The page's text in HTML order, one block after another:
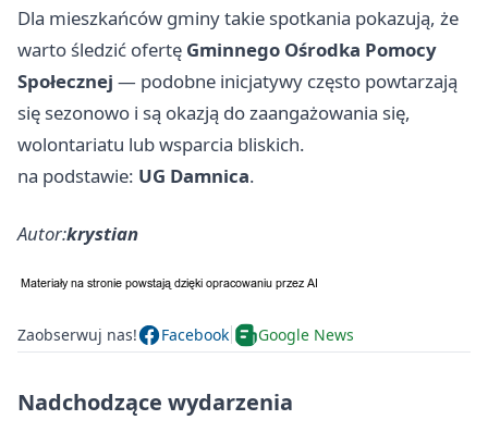
Dla mieszkańców gminy takie spotkania pokazują, że
warto śledzić ofertę Gminnego Ośrodka Pomocy
Społecznej — podobne inicjatywy często powtarzają
się sezonowo i są okazją do zaangażowania się,
wolontariatu lub wsparcia bliskich.
na podstawie: UG Damnica.
Autor:krystian
Zaobserwuj nas! Facebook Google News
Nadchodzące wydarzenia